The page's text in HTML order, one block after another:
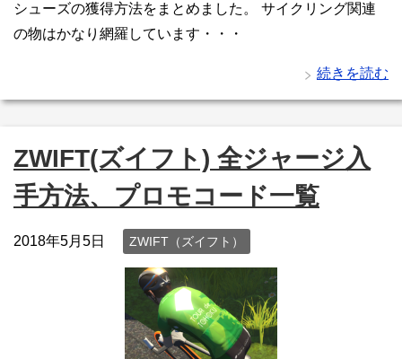
シューズの獲得方法をまとめました。 サイクリング関連
の物はかなり網羅しています・・・
続きを読む
ZWIFT(ズイフト) 全ジャージ入
手方法、プロモコード一覧
2018年5月5日 ZWIFT（ズイフト）